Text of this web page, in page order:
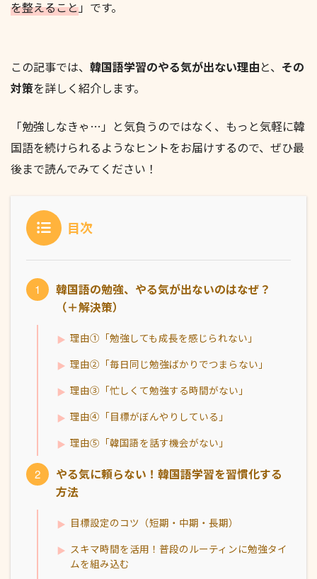
を整えること」です。
この記事では、 韓国語学習のやる気が出ない理由と、 その
対策を詳しく紹介します。
「勉強しなきゃ…」と気負うのではなく、もっと気軽に韓
国語を続けられるようなヒントをお届けするので、ぜひ最
後まで読んでみてください！
目次
韓国語の勉強、やる気が出ないのはなぜ？
（＋解決策）
理由①「勉強しても成長を感じられない」
理由②「毎日同じ勉強ばかりでつまらない」
理由③「忙しくて勉強する時間がない」
理由④「目標がぼんやりしている」
理由⑤「韓国語を話す機会がない」
やる気に頼らない！韓国語学習を習慣化する
方法
目標設定のコツ（短期・中期・長期）
スキマ時間を活用！普段のルーティンに勉強タイ
ムを組み込む